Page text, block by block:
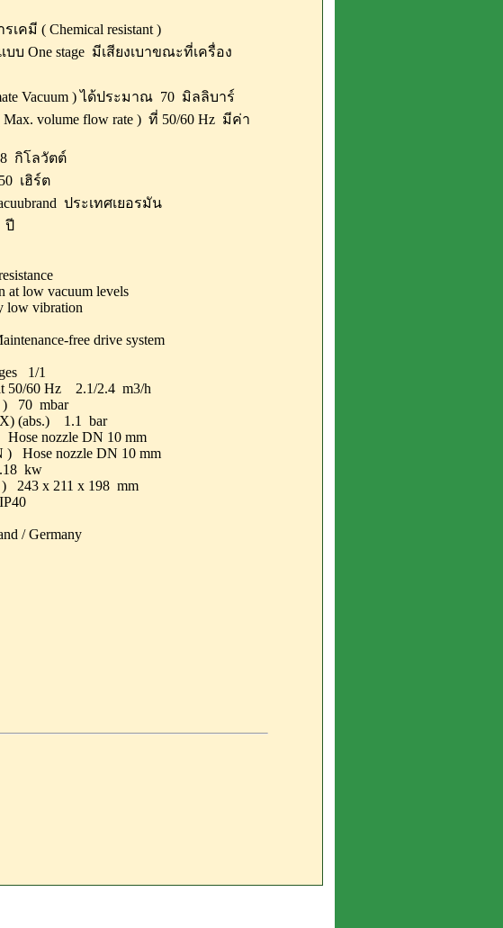
คมี ( Chemical resistant )
บ One stage มีเสียงเบาขณะที่เครื่อง
Vacuum ) ได้ประมาณ 70 มิลลิบาร์
volume flow rate ) ที่ 50/60 Hz มีค่า
กิโลวัตต์
เฮิร์ต
ประเทศเยอรมัน
ปี
at low vacuum levels
low vibration
free drive system
1/1
50/60 Hz 2.1/2.4 m3/h
) 70 mbar
(abs.) 1.1 bar
nozzle DN 10 mm
) Hose nozzle DN 10 mm
kw
243 x 211 x 198 mm
/ Germany